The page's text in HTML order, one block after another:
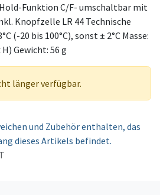
Funktion C/F- umschaltbar mit
Knopfzelle LR 44 Technische
(-20 bis 100°C), sonst ± 2°C Masse:
H) Gewicht: 56 g
länger verfügbar.
und Zubehör enthalten, das
dieses Artikels befindet.